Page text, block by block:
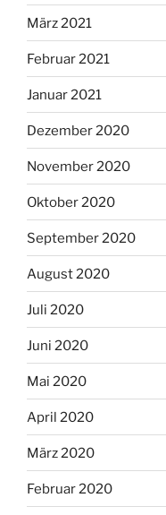
März 2021
Februar 2021
Januar 2021
Dezember 2020
November 2020
Oktober 2020
September 2020
August 2020
Juli 2020
Juni 2020
Mai 2020
April 2020
März 2020
Februar 2020